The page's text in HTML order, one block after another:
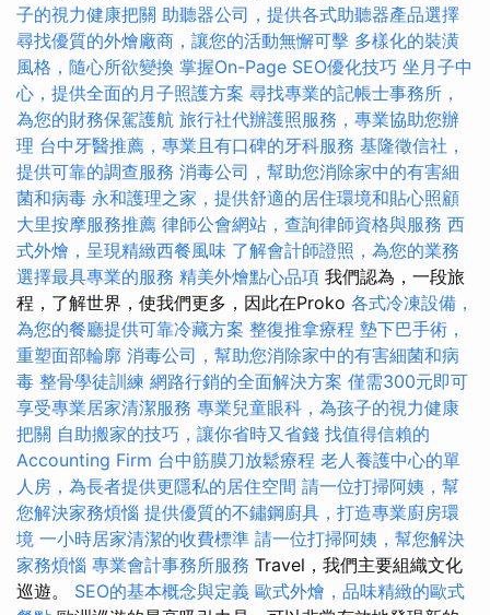
子的視力健康把關 助聽器公司，提供各式助聽器產品選擇
尋找優質的外燴廠商，讓您的活動無懈可擊 多樣化的裝潢
風格，隨心所欲變換 掌握On-Page SEO優化技巧 坐月子中
心，提供全面的月子照護方案 尋找專業的記帳士事務所，
為您的財務保駕護航 旅行社代辦護照服務，專業協助您辦
理 台中牙醫推薦，專業且有口碑的牙科服務 基隆徵信社，
提供可靠的調查服務 消毒公司，幫助您消除家中的有害細
菌和病毒 永和護理之家，提供舒適的居住環境和貼心照顧
大里按摩服務推薦 律師公會網站，查詢律師資格與服務 西
式外燴，呈現精緻西餐風味 了解會計師證照，為您的業務
選擇最具專業的服務 精美外燴點心品項 我們認為，一段旅
程，了解世界，使我們更多，因此在Proko 各式冷凍設備，
為您的餐廳提供可靠冷藏方案 整復推拿療程 墊下巴手術，
重塑面部輪廓 消毒公司，幫助您消除家中的有害細菌和病
毒 整骨學徒訓練 網路行銷的全面解決方案 僅需300元即可
享受專業居家清潔服務 專業兒童眼科，為孩子的視力健康
把關 自助搬家的技巧，讓你省時又省錢 找值得信賴的
Accounting Firm 台中筋膜刀放鬆療程 老人養護中心的單
人房，為長者提供更隱私的居住空間 請一位打掃阿姨，幫
您解決家務煩惱 提供優質的不鏽鋼廚具，打造專業廚房環
境 一小時居家清潔的收費標準 請一位打掃阿姨，幫您解決
家務煩惱 專業會計事務所服務 Travel，我們主要組織文化
巡遊。 SEO的基本概念與定義 歐式外燴，品味精緻的歐式